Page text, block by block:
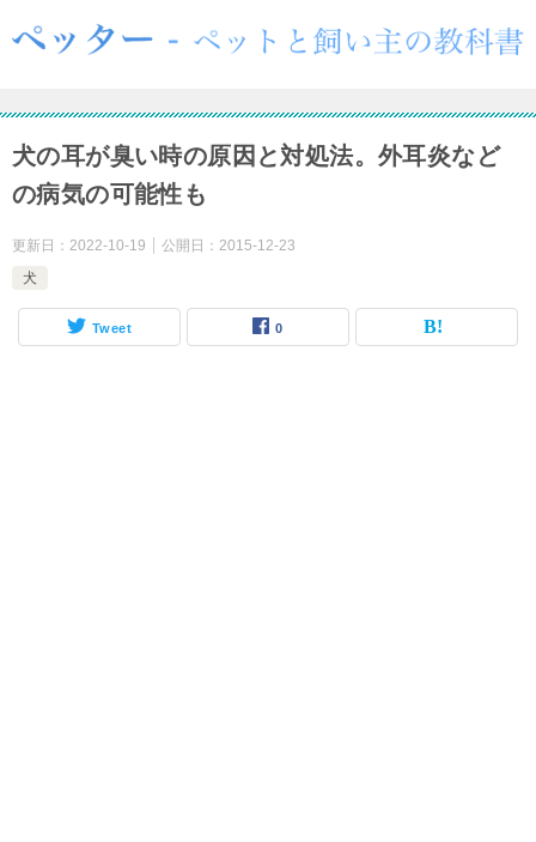
犬の耳が臭い時の原因と対処法。外耳炎など
の病気の可能性も
更新日： 2022-10-19 公開日： 2015-12-23
犬
Tweet 0